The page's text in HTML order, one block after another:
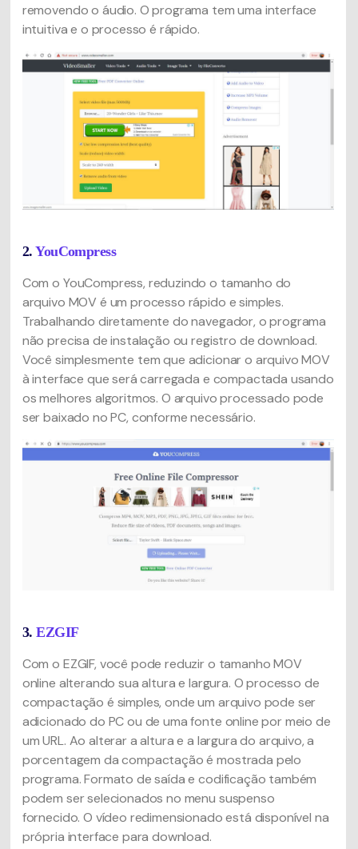
removendo o áudio. O programa tem uma interface
intuitiva e o processo é rápido.
2.YouCompress
Com o YouCompress, reduzindo o tamanho do
arquivo MOV é um processo rápido e simples.
Trabalhando diretamente do navegador, o programa
não precisa de instalação ou registro de download.
Você simplesmente tem que adicionar o arquivo MOV
à interface que será carregada e compactada usando
os melhores algoritmos. O arquivo processado pode
ser baixado no PC, conforme necessário.
3.EZGIF
Com o EZGIF, você pode reduzir o tamanho MOV
online alterando sua altura e largura. O processo de
compactação é simples, onde um arquivo pode ser
adicionado do PC ou de uma fonte online por meio de
um URL. Ao alterar a altura e a largura do arquivo, a
porcentagem da compactação é mostrada pelo
programa. Formato de saída e codificação também
podem ser selecionados no menu suspenso
fornecido. O vídeo redimensionado está disponível na
própria interface para download.